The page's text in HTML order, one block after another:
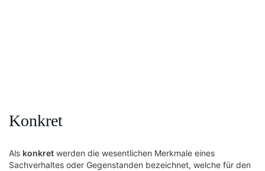
Konkret
Als konkret werden die wesentlichen Merkmale eines
Sachverhaltes oder Gegenstanden bezeichnet, welche für den